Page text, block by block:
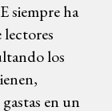
siempre ha
lectores
los
en un